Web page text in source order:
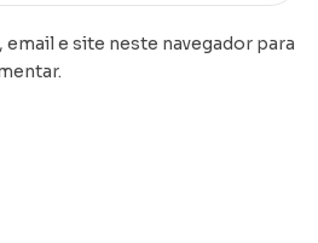
email e site neste navegador para